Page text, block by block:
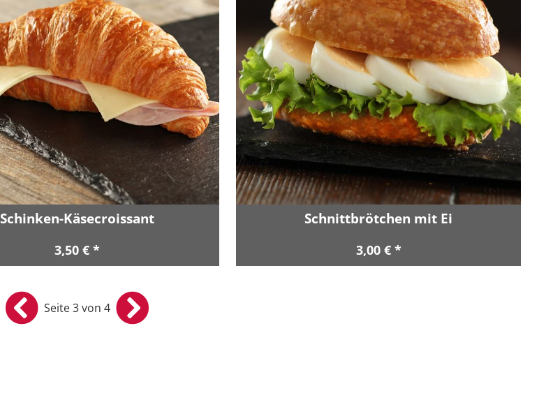
Schinken-Käsecroissant
3,50 € *
Schnittbrötchen mit Ei
3,00 € *
Seite 3 von 4